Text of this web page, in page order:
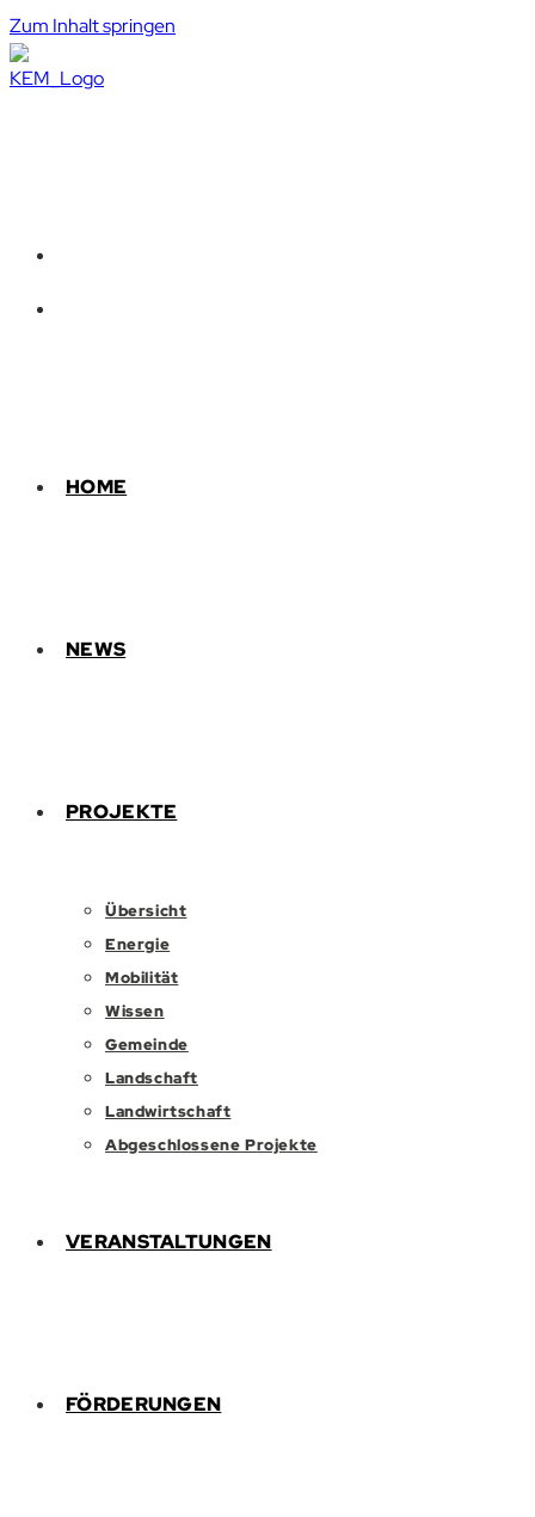
Zum Inhalt springen
HOME
NEWS
PROJEKTE
Übersicht
Energie
Mobilität
Wissen
Gemeinde
Landschaft
Landwirtschaft
Abgeschlossene Projekte
VERANSTALTUNGEN
FÖRDERUNGEN